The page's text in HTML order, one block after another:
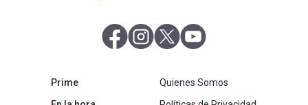
abre en nueva pestaña
abre en nueva pestaña
abre en nueva pestaña
Primeabre en nueva pestañaQuienes Somos